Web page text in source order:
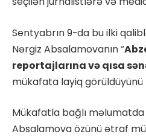
Sentyabrın 9-da bu ilki
Nərgiz Absalamovanın “
reportajlarına və qısa
mükafata layiq görüldüyünü
Mükafatla bağlı məlumatda
Absalamova özünü ətraf